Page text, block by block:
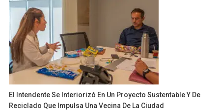
El Intendente Se Interiorizó En Un Proyecto Sustentable Y De
Reciclado Que Impulsa Una Vecina De La Ciudad